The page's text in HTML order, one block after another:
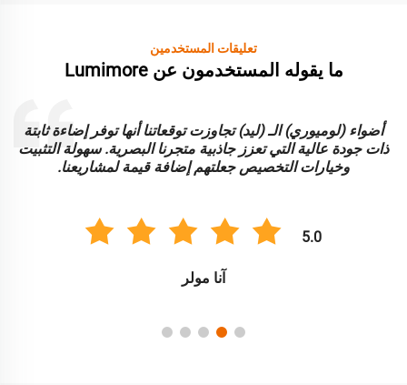
تعليقات المستخدمين
ما يقوله المستخدمون عن Lumimore
أضواء (لوميوري) الـ (ليد) تجاوزت توقعاتنا أنها توفر إضاءة ثابتة
ذات جودة عالية التي تعزز جاذبية متجرنا البصرية. سهولة التثبيت
وخيارات التخصيص جعلتهم إضافة قيمة لمشاريعنا.
5.0
آنا مولر